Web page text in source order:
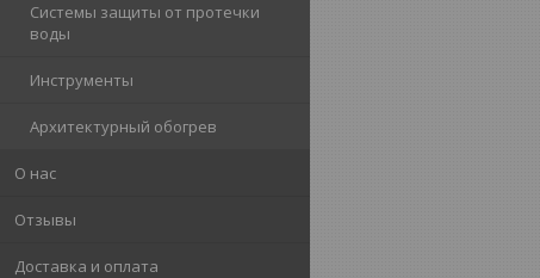
Системы защиты от протечки
воды
Инструменты
Архитектурный обогрев
О нас
Отзывы
Доставка и оплата